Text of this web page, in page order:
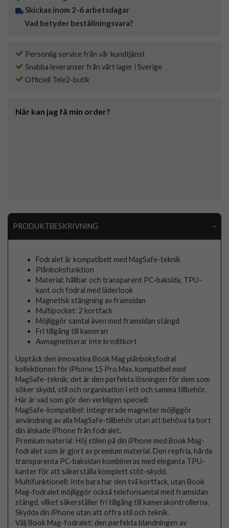
Skickas inom 2-6 arbetsdagar
Vad betyder beställningsvara?
Personlig service från vår kundtjänst
Snabba leveranser från vårt lager i Sverige
Officiell Tele2-butik
När kan jag få min order?
PRODUKTBESKRIVNING
Fodralet är kompatibelt med MagSafe-teknik
Plånboksfunktion
Material: hållbar och transparent PC-baksida, TPU-
kant och fodral med läderlook
Magnetisk stängning av framsidan
Multipocket: 2 kortfack
Möjliggör samtal även med framsidan stängd
Fri tillgång till kameran
Avmagnetiserar inte kreditkort
Upptäck den innovativa Book Mag plånboksfodral
kollektionen för iPhone 15 Pro Max, kompatibel med
MagSafe-teknik: det är den perfekta lösningen för dem som
söker skydd, stil och organisation i ett och samma tillbehör.
Här är vad som gör den verkligen speciell:
MagSafe-kompatibel: Integrerade magneter möjliggör
användning av alla MagSafe-tillbehör utan att behöva ta bort
din älskade iPhone från fodralet.
Premium material: Höj stilen på din iPhone med Book Mag-
fodralet som är gjort av premium material. Den repfria, hårda
transparenta PC-baksidan kombineras med eleganta TPU-
kanter för att säkerställa komplett stöt-skydd.
Multifunktionell: Inte bara har den två kortfack, utan Book
Mag-fodralet möjliggör också telefonsamtal med framsidan
stängd, vilket säkerställer fri tillgång till kamerakontrollerna.
Skydda din iPhone utan att offra stil och teknik.
Välj Book Mag-fodralet: den perfekta blandningen av